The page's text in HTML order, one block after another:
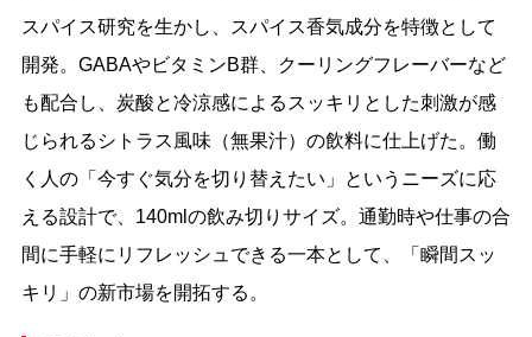
スパイス研究を生かし、スパイス香気成分を特徴として
開発。GABAやビタミンB群、クーリングフレーバーなど
も配合し、炭酸と冷涼感によるスッキリとした刺激が感
じられるシトラス風味（無果汁）の飲料に仕上げた。働
く人の「今すぐ気分を切り替えたい」というニーズに応
える設計で、140mlの飲み切りサイズ。通勤時や仕事の合
間に手軽にリフレッシュできる一本として、「瞬間スッ
キリ」の新市場を開拓する。